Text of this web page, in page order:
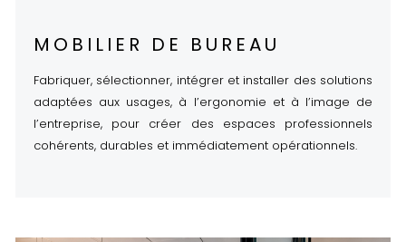
MOBILIER DE BUREAU
Fabriquer, sélectionner, intégrer et installer des solutions
adaptées aux usages, à l’ergonomie et à l’image de
l’entreprise, pour créer des espaces professionnels
cohérents, durables et immédiatement opérationnels.